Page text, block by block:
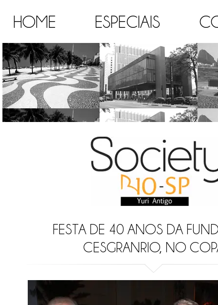
HOME ESPECIAIS
FESTA DE 40 ANOS DA
CESGRANRIO, NO